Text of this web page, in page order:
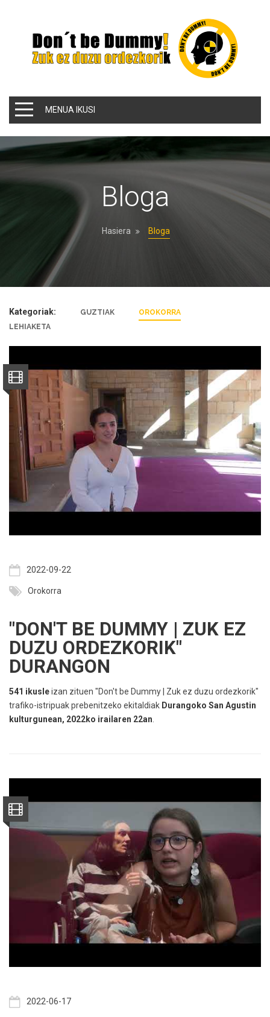
MENUA IKUSI
Bloga
Hasiera Bloga
Kategoriak: GUZTIAK
OROKORRA
LEHIAKETA
2022-09-22
Orokorra
"DON'T BE DUMMY | ZUK EZ
DUZU ORDEZKORIK"
DURANGON
541 ikusleizan zituen "Don't be Dummy | Zuk ez duzu ordezkorik"
trafiko-istripuak prebenitzeko ekitaldiak Durangoko San Agustin
kulturgunean, 2022ko irailaren 22an
2022-06-17